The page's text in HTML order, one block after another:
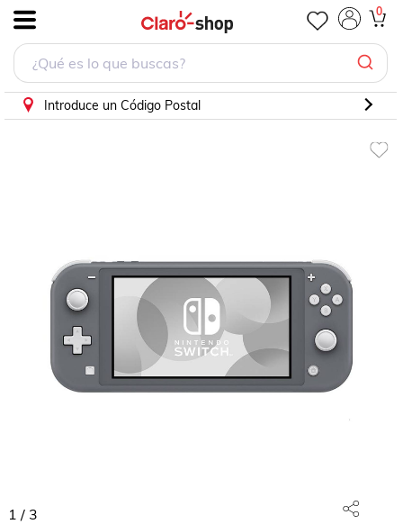
0
Introduce un Código Postal
1 / 3
NINTENDO SWITCH LITE 32GB GRIS HDH-001